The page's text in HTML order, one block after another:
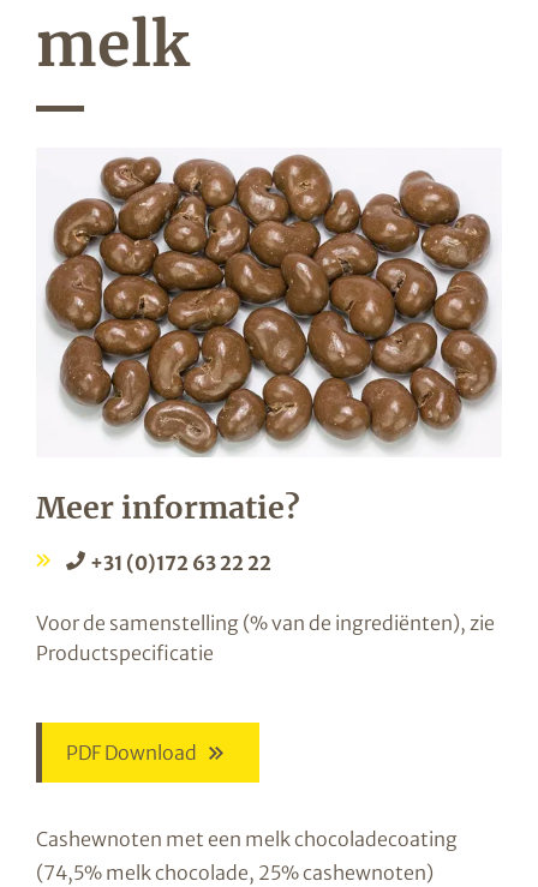
melk
Meer informatie?
+31 (0)172 63 22 22
Voor de samenstelling (% van de ingrediënten), zie
Productspecificatie
PDF Download
Cashewnoten met een melk chocoladecoating
(74,5% melk chocolade, 25% cashewnoten)